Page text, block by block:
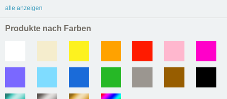
alle anzeigen
Produkte nach Farben